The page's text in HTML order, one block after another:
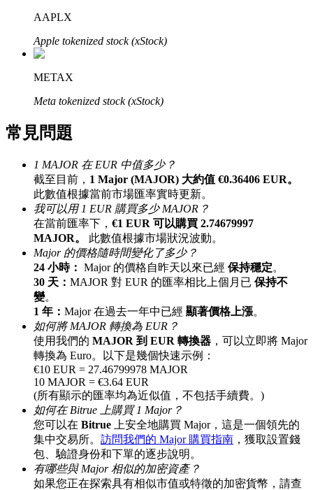
Bitrue渠道合伙人
最高達65%佣金！
邀请好友
邀請朋友獲得現金獎勵
充值CASHCAT & 赢取
AAPLX
Apple tokenized stock (xStock)
METAX
Meta tokenized stock (xStock)
常見問題
1 MAJOR 在 EUR 中值多少？
截至目前， 1 Major (MAJOR) 大約值 €0.36406 EUR。
此數值根據當前市場匯率實時更新。
我可以用 1 EUR 購買多少 MAJOR？
在當前匯率下， €1 EUR 可以購買 2.74679997
MAJOR。
此數值根據市場狀況波動。
Major 的價格隨時間變化了多少？
24 小時： Major 的價格自昨天以來已經 保持穩定。
30 天： MAJOR 對 EUR 的匯率相比上個月已 保持不
變。
1 年： Major 在過去一年中已經 顯著價格上漲。
如何將 MAJOR 轉換為 EUR？
使用我們的 MAJOR 到 EUR 轉換器 ，可以立即將 Major
轉換為 Euro。以下是幾個快速示例：
€10 EUR = 27.46799978 MAJOR
10 MAJOR = €3.64 EUR
(所有顯示的匯率均為近似值，不包括手續費。)
如何在 Bitrue 上購買 1 Major？
您可以在 Bitrue 上安全地購買 Major，這是一個領先的
集中交易所。 訪問我們的 Major 購買指南 ，獲取設置錢
包、驗證身份和下單的逐步說明。
有哪些與 Major 相似的加密資產？
如果您正在探索具有相似市值或特徵的加密貨幣，請查